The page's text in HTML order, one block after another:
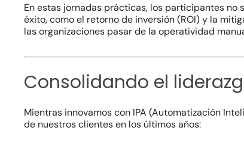
En estas jornadas prácticas, los participantes no
éxito, como el retorno de inversión (ROI) y la
las organizaciones pasar de la operatividad
Consolidando el
Mientras innovamos con IPA (Automatización
de nuestros clientes en los últimos años: